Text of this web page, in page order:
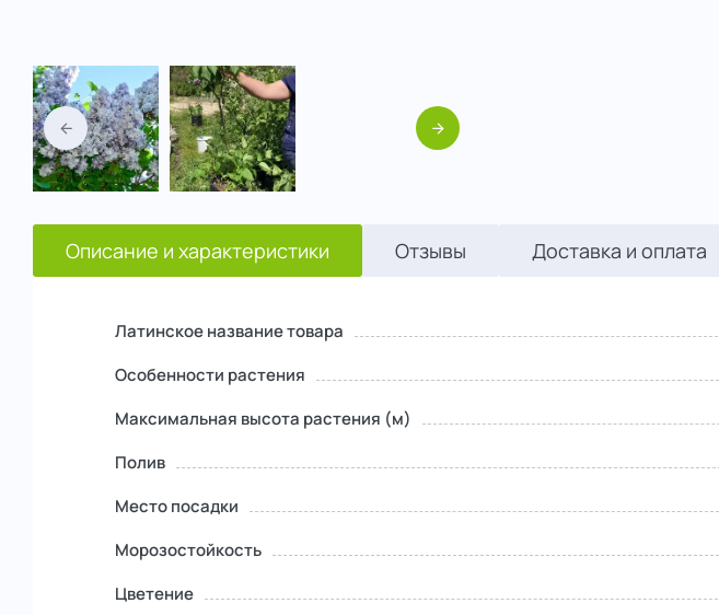
Назад Вперед
Описание и характеристики Отзывы Доставка и оплата
Латинское название товара
Особенности растения
Максимальная высота растения (м)
Полив
Место посадки
Морозостойкость
Цветение